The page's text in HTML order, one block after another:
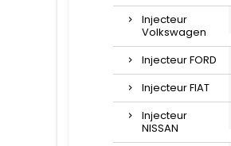
Injecteur
Volkswagen
Injecteur FORD
Injecteur FIAT
Injecteur
NISSAN